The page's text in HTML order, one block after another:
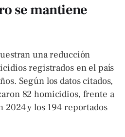
se mantiene
una reducción
registrados en el país
Según los datos citados,
82 homicidios, frente a
2024 y los 194 reportados